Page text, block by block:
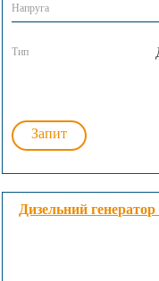
Напруга
Тип
Запит
Дизельний